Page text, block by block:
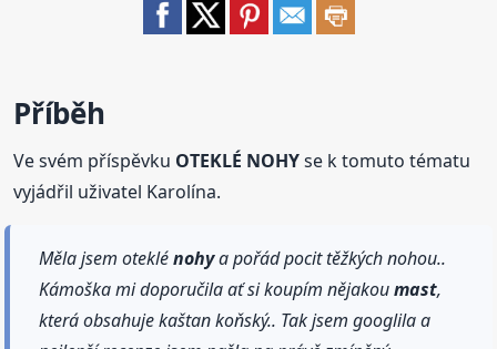
Příběh
Ve svém příspěvku OTEKLÉ NOHYse k tomuto tématu
vyjádřil uživatel Karolína.
Měla jsem oteklénohya pořád pocit těžkých nohou..
Kámoška mi doporučila ať si koupím nějakoumast,
která obsahuje kaštan koňský.. Tak jsem googlila a